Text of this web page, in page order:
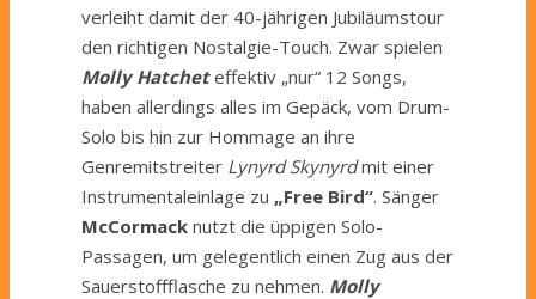
verleiht damit der 40-jährigen Jubiläumstour
den richtigen Nostalgie-Touch. Zwar spielen
Molly Hatcheteffektiv „nur“ 12 Songs,
haben allerdings alles im Gepäck, vom Drum-
Solo bis hin zur Hommage an ihre
Genremitstreiter Lynyrd Skynyrdmit einer
Instrumentaleinlage zu „Free Bird“. Sänger
McCormack nutzt die üppigen Solo-
Passagen, um gelegentlich einen Zug aus der
Sauerstoffflasche zu nehmen. Molly